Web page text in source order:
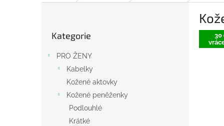
kategorie
Kategorie
PRO ŽENY
Kabelky
Kožené aktovky
Kožené peněženky
Podlouhlé
Krátké
30